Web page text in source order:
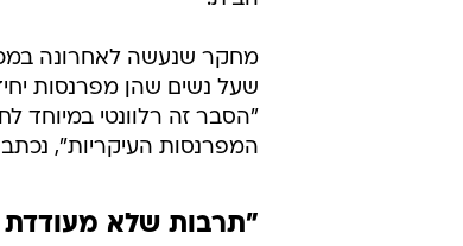
לעומת הנשים, הפרת זכויות
הפרת זכויותיהם בעבודה, לעומת 14% מהעובדים היהודים שאינם חרדים ו-19%
עם זאת, עורכי המחקר